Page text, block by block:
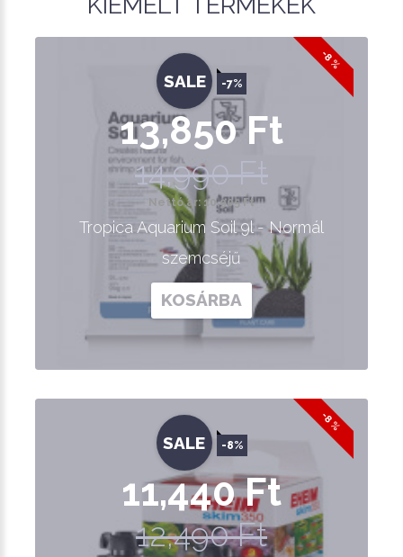
-8 %
SALE -7%
13,850 Ft
14,990 Ft
Nettó ár: 10,905 Ft
Tropica Aquarium Soil 9l - Normál
szemcséjű
KOSÁRBA
-8 %
SALE -8%
11,440 Ft
12,490 Ft